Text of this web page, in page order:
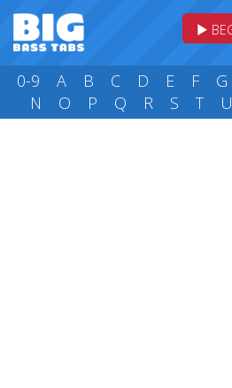
0-9 A B C D E F G
N
O P Q R S T U